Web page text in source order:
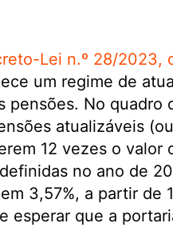
Lei n.º 28/2023,
um regime de
pensões. No quadro
atualizáveis
12 vezes o valor
no ano de
3,57%, a partir de
esperar que a